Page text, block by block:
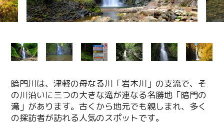
暗門川は、津軽の母なる川「岩木川」の支流で、そ
の川沿いに三つの大きな滝が連なる名勝地「暗門の
滝」があります。古くから地元でも親しまれ、多く
の探訪者が訪れる人気のスポットです。